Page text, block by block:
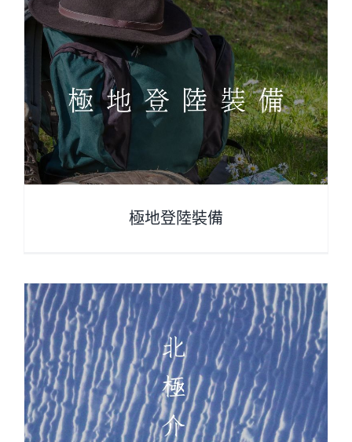
極地登陸裝備